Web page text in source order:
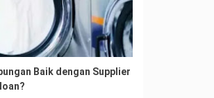
Baik dengan Supplier